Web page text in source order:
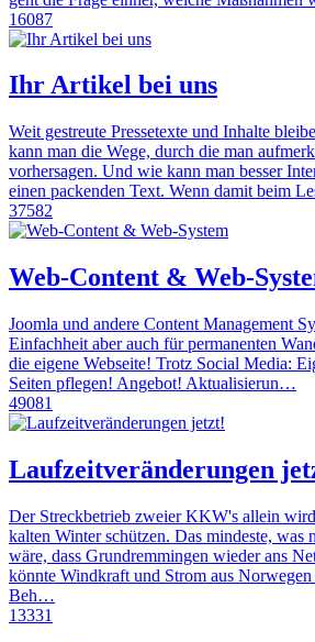
16087
Ihr Artikel bei uns
Weit gestreute Pressetexte und Inhalte
kann man die Wege, durch die man
vorhersagen. Und wie kann man besser
einen packenden Text. Wenn damit beim
37582
Web-Content & Web-
Joomla und andere Content Management
Einfachheit aber auch für permanenten
die eigene Webseite! Trotz Social Media:
Seiten pflegen! Angebot! Aktualisierun…
49081
Laufzeitveränderungen
Der Streckbetrieb zweier KKW's allein
kalten Winter schützen. Das mindeste, was
wäre, dass Grundremmingen wieder ans
könnte Windkraft und Strom aus
Beh…
13331